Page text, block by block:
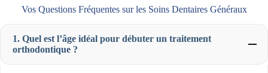
Vos Questions Fréquentes sur les Soins Dentaires Généraux
1. Quel est l’âge idéal pour débuter un traitement
orthodontique ?